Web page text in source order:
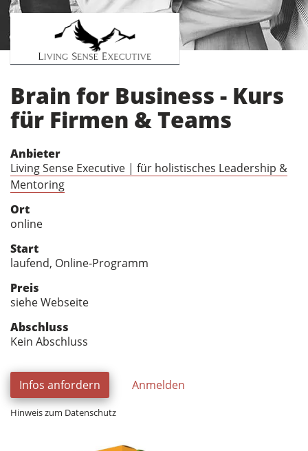
Brain for Business - Kurs
für Firmen & Teams
Anbieter
Living Sense Executive | für holistisches Leadership &
Mentoring
Ort
online
Start
laufend, Online-Programm
Preis
siehe Webseite
Abschluss
Kein Abschluss
Infos anfordern Anmelden
Hinweis zum Datenschutz